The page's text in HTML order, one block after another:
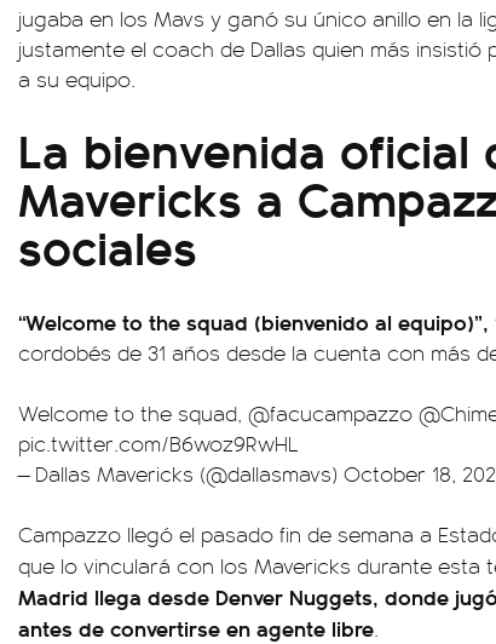
jugaba en los Mavs y ganó su único anillo en la
justamente el coach de Dallas quien más
a su equipo.
La bienvenida oficial
Mavericks a
sociales
“Welcome to the squad (bienvenido al equipo)”,
cordobés de 31 años desde la cuenta con más
Welcome to the squad, @facucampazzo
pic.twitter.com/B6woz9RwHL
— Dallas Mavericks (@dallasmavs) October 18,
Campazzo llegó el pasado fin de semana a
que lo vinculará con los Mavericks durante esta
Madrid llega desde Denver Nuggets, donde
antes de convertirse en agente libre.